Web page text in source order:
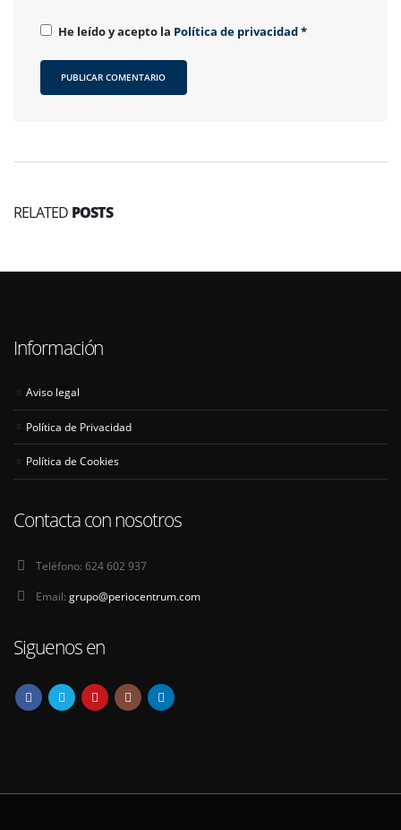
He leído y acepto la Política de privacidad*
RELATED POSTS
Información
Aviso legal
Política de Privacidad
Política de Cookies
Contacta con nosotros
Teléfono: 624 602 937
Email: grupo@periocentrum.com
Siguenos en